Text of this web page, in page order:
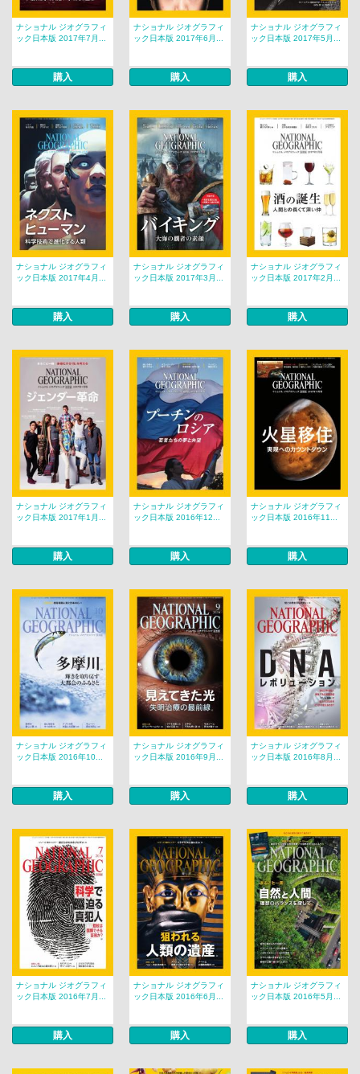
ナショナル ジオグラフィ
ック日本版 2017年7月...
購入
ナショナル ジオグラフィ
ック日本版 2017年6月...
購入
ナショナル ジオグラフィ
ック日本版 2017年5月...
購入
ナショナル ジオグラフィ
ック日本版 2017年4月...
購入
ナショナル ジオグラフィ
ック日本版 2017年3月...
購入
ナショナル ジオグラフィ
ック日本版 2017年2月...
購入
ナショナル ジオグラフィ
ック日本版 2017年1月...
購入
ナショナル ジオグラフィ
ック日本版 2016年12...
購入
ナショナル ジオグラフィ
ック日本版 2016年11...
購入
ナショナル ジオグラフィ
ック日本版 2016年10...
購入
ナショナル ジオグラフィ
ック日本版 2016年9月...
購入
ナショナル ジオグラフィ
ック日本版 2016年8月...
購入
ナショナル ジオグラフィ
ック日本版 2016年7月...
購入
ナショナル ジオグラフィ
ック日本版 2016年6月...
購入
ナショナル ジオグラフィ
ック日本版 2016年5月...
購入